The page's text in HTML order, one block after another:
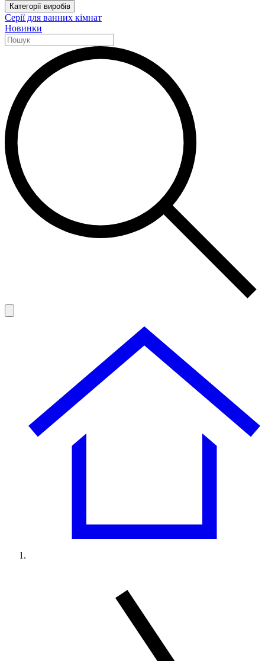
Категорії виробів
Серії для ванних кімнат
Новинки